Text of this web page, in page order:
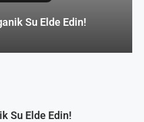
Su Elde Edin!
Su Elde Edin!